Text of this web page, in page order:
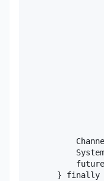
} finally